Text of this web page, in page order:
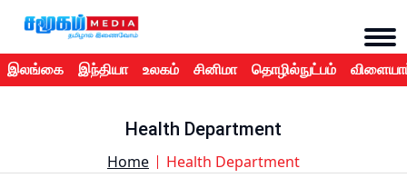
இலங்கை இந்தியா உலகம் சினிமா தொழில்நுட்பம்
Health Department
Home Health Department